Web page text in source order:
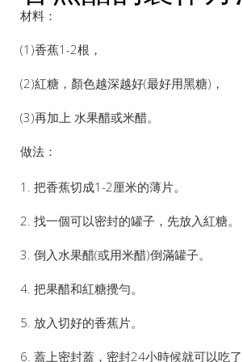
材料：
(1)香蕉1-2根，
(2)紅糖，顏色越深越好(最好用黑糖)，
(3)再加上 水果醋或米醋。
做法：
1. 把香蕉切成1-2厘米的薄片。
2. 找一個可以密封的罐子，先放入紅糖。
3. 倒入水果醋(或用米醋)倒滿罐子。
4. 把果醋和紅糖攪勻。
5. 放入切好的香蕉片。
6. 蓋上密封蓋，密封24小時候就可以吃